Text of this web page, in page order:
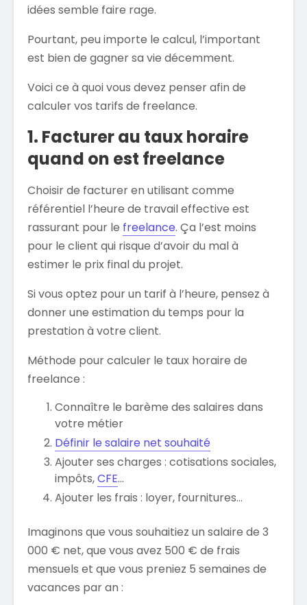
idées semble faire rage.
Pourtant, peu importe le calcul, l’important
est bien de gagner sa vie décemment.
Voici ce à quoi vous devez penser afin de
calculer vos tarifs de freelance.
1. Facturer au taux horaire
quand on est freelance
Choisir de facturer en utilisant comme
référentiel l’heure de travail effective est
rassurant pour le freelance. Ça l’est moins
pour le client qui risque d’avoir du mal à
estimer le prix final du projet.
Si vous optez pour un tarif à l’heure, pensez à
donner une estimation du temps pour la
prestation à votre client.
Méthode pour calculer le taux horaire de
freelance :
Connaître le barème des salaires dans
votre métier
Définir le salaire net souhaité
Ajouter ses charges : cotisations sociales,
impôts,CFE…
Ajouter les frais : loyer, fournitures…
Imaginons que vous souhaitiez un salaire de 3
000 € net, que vous avez 500 € de frais
mensuels et que vous preniez 5 semaines de
vacances par an :